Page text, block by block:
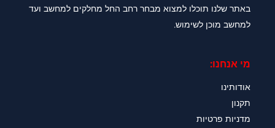
באתר שלנו תוכלו למצוא מבחר רחב החל מחלקים למחשב ועד
למחשב מוכן לשימוש.
מי אנחנו:
אודותינו
תקנון
מדניות פרטיות